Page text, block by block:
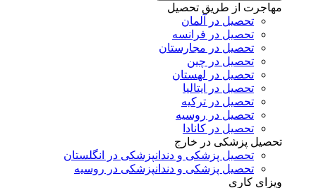
مهاجرت از طریق تحصیل
تحصیل در آلمان
تحصیل در فرانسه
تحصیل در مجارستان
تحصیل در چین
تحصیل در لهستان
تحصیل در ایتالیا
تحصیل در ترکیه
تحصیل در روسیه
تحصیل در کانادا
تحصیل پزشکی در خارج
تحصیل پزشکی و دندانپزشکی در انگلستان
تحصیل پزشکی و دندانپزشکی در روسیه
ویزای کاری